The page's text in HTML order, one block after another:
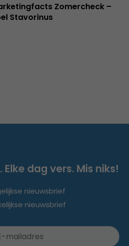
Zomercheck –
Stavorinus
dag vers. Mis niks!
nieuwsbrief
nieuwsbrief